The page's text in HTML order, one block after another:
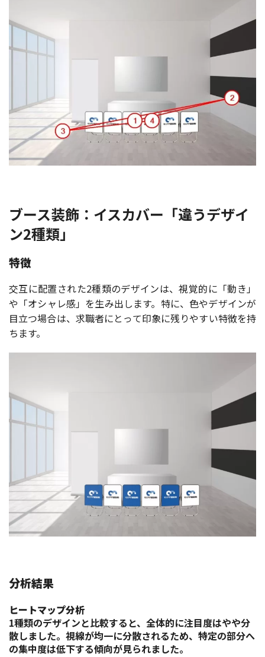
ブース装飾：イスカバー「違うデザイ
ン2種類」
特徴
交互に配置された2種類のデザインは、視覚的に「動き」
や「オシャレ感」を生み出します。特に、色やデザインが
目立つ場合は、求職者にとって印象に残りやすい特徴を持
ちます。
分析結果
ヒートマップ分析
1種類のデザインと比較すると、全体的に注目度はやや分
散しました。視線が均一に分散されるため、特定の部分へ
の集中度は低下する傾向が見られました。